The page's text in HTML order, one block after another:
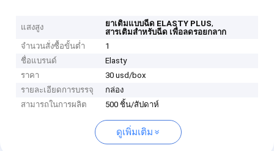
แสงสูง ยาเติมแบบฉีด ELASTY PLUS,
สารเติมสําหรับฉีด เพื่อลดรอยกลาก
จำนวนสั่งซื้อขั้นต่ำ
1
ชื่อแบรนด์
Elasty
ราคา
30 usd/box
รายละเอียดการบรรจุ
กล่อง
สามารถในการผลิต
500 ชิ้น/สัปดาห์
ดูเพิ่มเติม